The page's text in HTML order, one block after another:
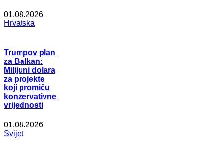
01.08.2026.
Hrvatska
Trumpov plan
za Balkan:
Milijuni dolara
za projekte
koji promiču
konzervativne
vrijednosti
01.08.2026.
Svijet